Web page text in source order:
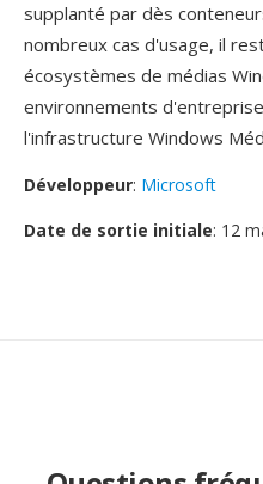
supplanté par dès
nombreux cas d'usage, il
écosystèmes de médias
environnements
l'infrastructure Windows
Développeur: Microsoft
Date de sortie initiale: 12